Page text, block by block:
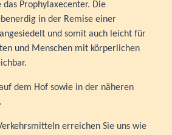
Prophylaxecenter. Die
in der Remise einer
und somit auch leicht für
und Menschen mit körperlichen
dem Hof sowie in der näheren
erreichen Sie uns wie